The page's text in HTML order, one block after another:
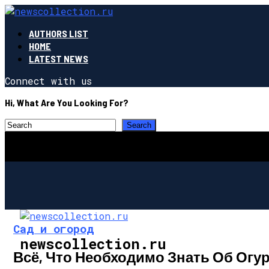
AUTHORS LIST
HOME
LATEST NEWS
Connect with us
Hi, What Are You Looking For?
newscollection.ru
Сад и огород
Всё, Что Необходимо Знать Об